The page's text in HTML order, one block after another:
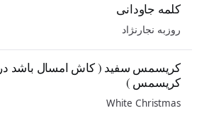
کلمه جاودانی
روزبه نجارنژاد
کریسمس سفید ( کاش امسال باشد در
کریسمس )
White Christmas